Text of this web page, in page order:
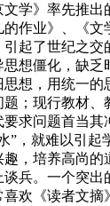
学》率先推出
作业》、《文
引起了世纪之
想僵化，缺乏
想，用统一的
；现行教材、
求问题首当其
”，就难以引起
，培养高尚的
兵。一个突出
欢《读者文摘